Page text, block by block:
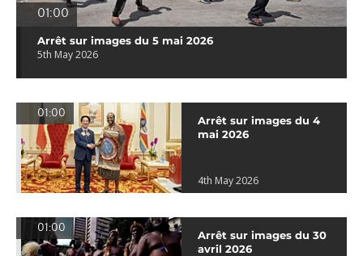
01:00
Arrêt sur images du 5 mai 2026
5th May 2026
01:00
Arrêt sur images du 4
mai 2026
4th May 2026
01:00
Arrêt sur images du 30
avril 2026